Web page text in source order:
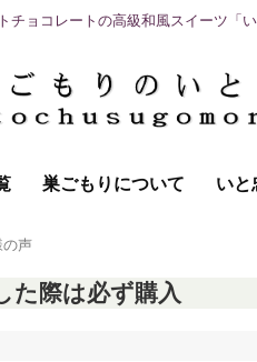
チョコレートの高級和風スイーツ「
巣ごもりについて いと
声
た際は必ず購入